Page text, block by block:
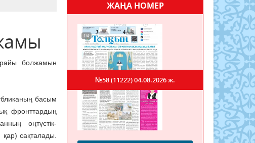
райы болжамын
басым
фронттардың
оңтүстік-
сақталады.
ЖАҢА НОМЕР
№58 (11222)04.08.2026 ж.